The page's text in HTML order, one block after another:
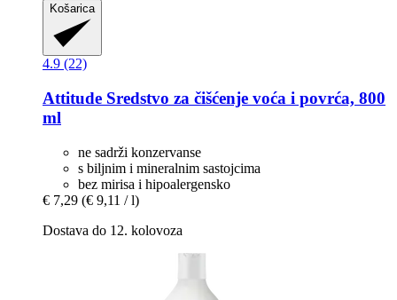
Košarica
4.9 (22)
Attitude Sredstvo za čišćenje voća i povrća, 800
ml
ne sadrži konzervanse
s biljnim i mineralnim sastojcima
bez mirisa i hipoalergensko
€ 7,29 (€ 9,11 / l)
Dostava do 12. kolovoza